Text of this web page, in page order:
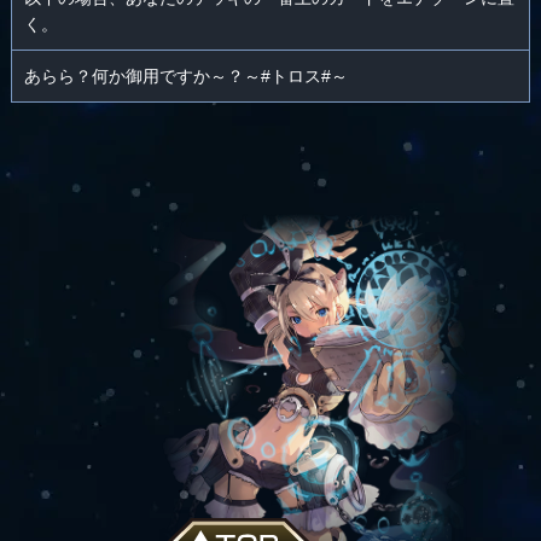
く。
あらら？何か御用ですか～？～#トロス#～